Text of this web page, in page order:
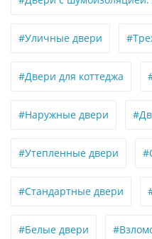
#Уличные двери
#Двери для коттеджа
#Наружные двери
#Утепленные двери
#Стандартные двери
#Белые двери